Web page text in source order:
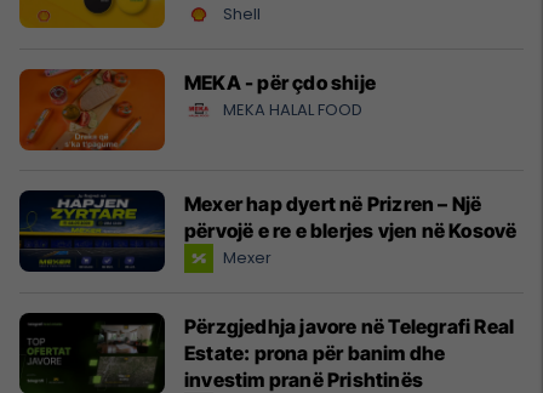
Shell
MEKA - për çdo shije
MEKA HALAL FOOD
Mexer hap dyert në Prizren – Një
përvojë e re e blerjes vjen në Kosovë
Mexer
Përzgjedhja javore në Telegrafi Real
Estate: prona për banim dhe
investim pranë Prishtinës